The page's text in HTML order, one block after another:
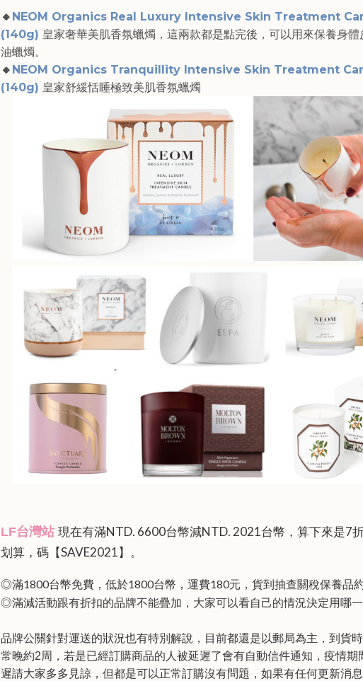
🔸 NEOM Organics Real Luxury Intensive Skin Treatment
(140g) 皇家奢華美肌香氛蠟燭，這兩款都是點完後，可以用來保養身體
油蠟燭。
🔸 NEOM Organics Tranquillity Intensive Skin Treatment
(140g) 皇家舒緩恬睡極致美肌香氛蠟燭
LF台灣站 現在有滿NTD. 6600台幣減NTD. 2021台幣，算下來是7
划算，碼【SAVE2021】。
◎滿1800台幣免費，低於1800台幣，運費180元，貨到抽查關稅保養品
◎滿減活動跟有折扣的品牌不能疊加，大家可以看自己的情況決定用哪
品牌公關針對運送的狀況也有特別解說，目前都還是以郵局為主，到貨
常晚約2周，若是已經訂購商品的人被延遲了會有自動信件通知，疫情期
遲請大家多多見諒，但都是可以正常訂購沒有問題，如果有任何更新消